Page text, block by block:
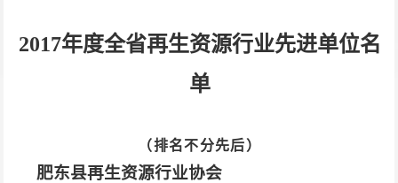
2017年度全省再生资源行业先进单位名
单
（排名不分先后）
肥东县再生资源行业协会